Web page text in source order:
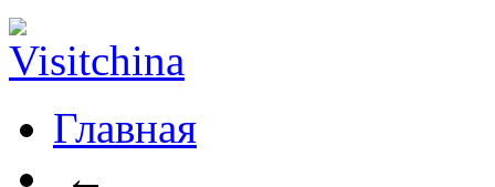
Главная